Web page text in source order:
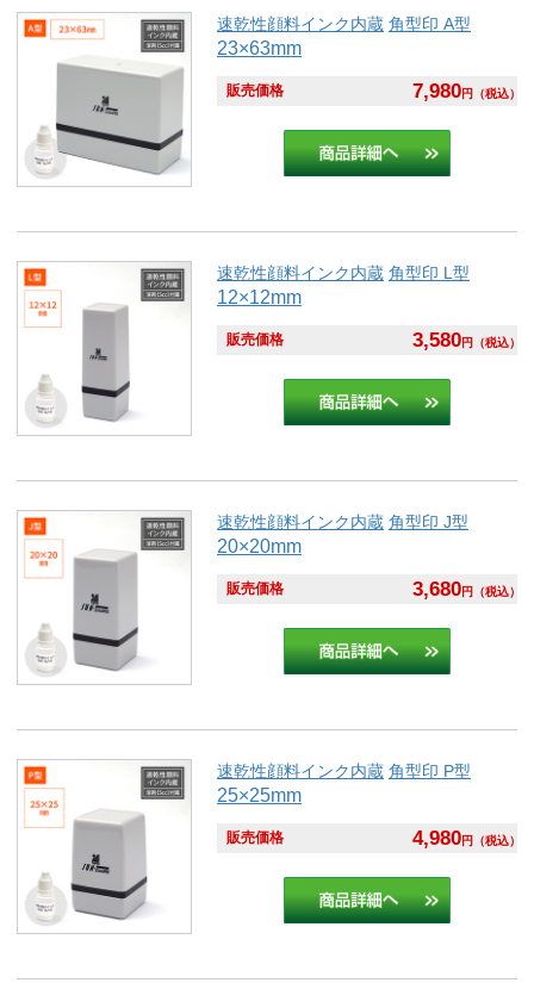
速乾性顔料インク内蔵 角型印 A型
23×63mm
販売価格 7,980円 （税込）
速乾性顔料インク内蔵 角型印 L型
12×12mm
販売価格 3,580円 （税込）
速乾性顔料インク内蔵 角型印 J型
20×20mm
販売価格 3,680円 （税込）
速乾性顔料インク内蔵 角型印 P型
25×25mm
販売価格 4,980円 （税込）